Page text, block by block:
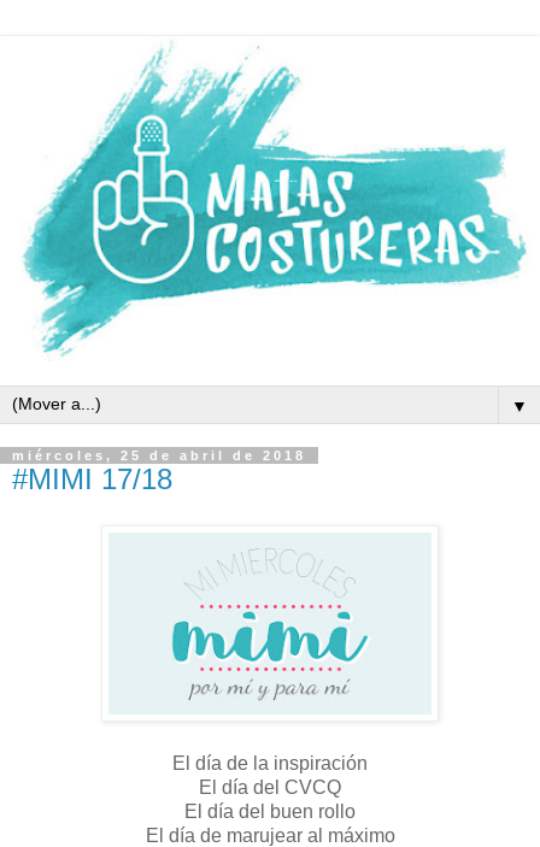
▼
miércoles, 25 de abril de 2018
#MIMI 17/18
El día de la inspiración
El día del CVCQ
El día del buen rollo
El día de marujear al máximo